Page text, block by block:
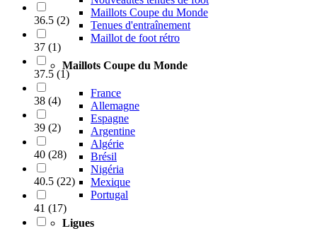
Maillots Coupe du Monde
Tenues d'entraînement
Maillot de foot rétro
Maillots Coupe du Monde
France
Allemagne
Espagne
Argentine
Algérie
Brésil
Nigéria
Mexique
Portugal
Ligues
36.5 (2)
37 (1)
37.5 (1)
38 (4)
39 (2)
40 (28)
40.5 (22)
41 (17)